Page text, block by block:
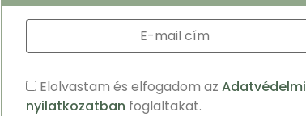
Elolvastam és elfogadom az Adatvédelmi
nyilatkozatban foglaltakat.